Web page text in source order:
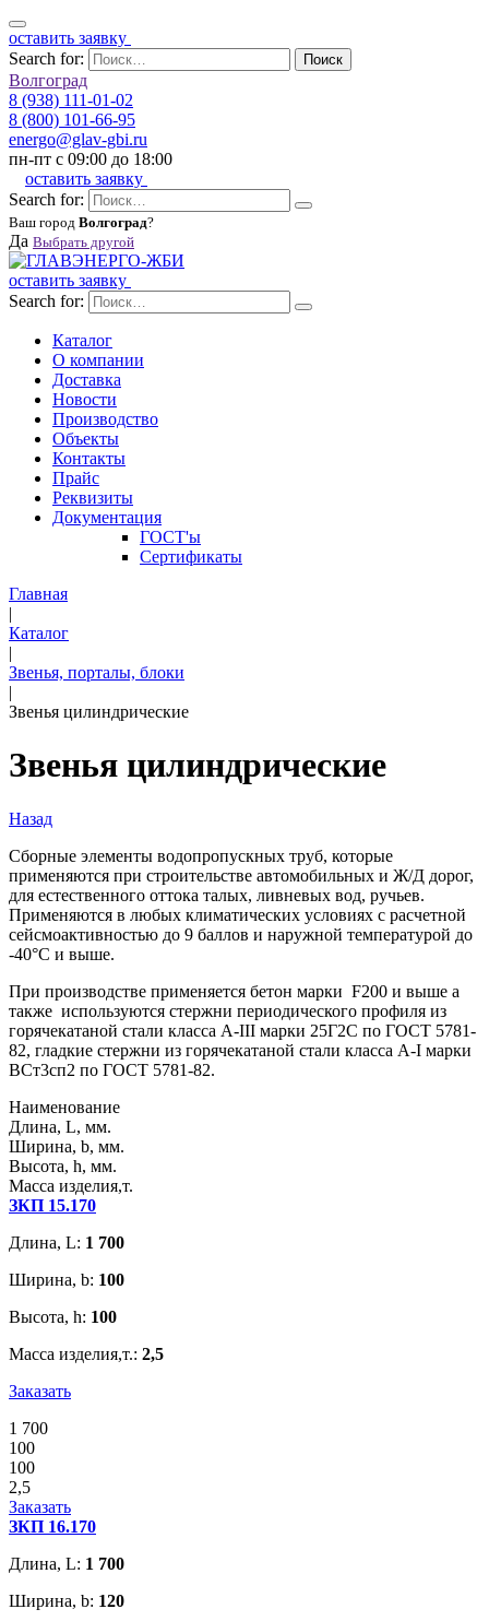
оставить заявку
Search for:
Поиск
Волгоград
8 (938) 111-01-02
8 (800) 101-66-95
energo@glav-gbi.ru
пн-пт с 09:00 до 18:00
оставить заявку
Search for:
Ваш город Волгоград?
Да Выбрать другой
оставить заявку
Search for:
Каталог
О компании
Доставка
Новости
Производство
Объекты
Контакты
Прайс
Реквизиты
Документация
ГОСТ'ы
Сертификаты
Главная
|
Каталог
|
Звенья, порталы, блоки
|
Звенья цилиндрические
Звенья цилиндрические
Назад
Сборные элементы водопропускных труб, которые
применяются при строительстве автомобильных и Ж/Д дорог,
для естественного оттока талых, ливневых вод, ручьев.
Применяются в любых климатических условиях с расчетной
сейсмоактивностью до 9 баллов и наружной температурой до
-40°С и выше.
При производстве применяется бетон марки F200 и выше а
также используются стержни периодического профиля из
горячекатаной стали класса А-III марки 25Г2С по ГОСТ 5781-
82, гладкие стержни из горячекатаной стали класса А-I марки
ВСт3сп2 по ГОСТ 5781-82.
Наименование
Длина, L, мм.
Ширина, b, мм.
Высота, h, мм.
Масса изделия,т.
ЗКП 15.170
Длина, L: 1 700
Ширина, b: 100
Высота, h: 100
Масса изделия,т.: 2,5
Заказать
1 700
100
100
2,5
Заказать
ЗКП 16.170
Длина, L: 1 700
Ширина, b: 120